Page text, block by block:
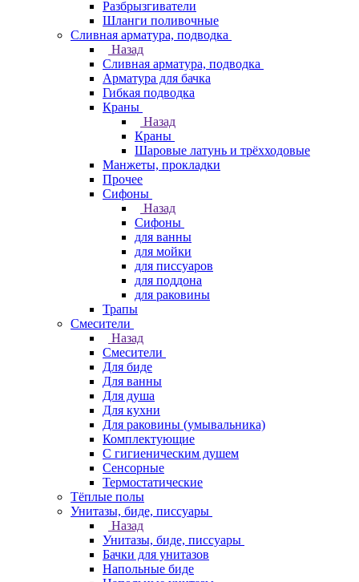
Разбрызгиватели
Шланги поливочные
Сливная арматура, подводка
Назад
Сливная арматура, подводка
Арматура для бачка
Гибкая подводка
Краны
Назад
Краны
Шаровые латунь и трёхходовые
Манжеты, прокладки
Прочее
Сифоны
Назад
Сифоны
для ванны
для мойки
для писсуаров
для поддона
для раковины
Трапы
Смесители
Назад
Смесители
Для биде
Для ванны
Для душа
Для кухни
Для раковины (умывальника)
Комплектующие
С гигиеническим душем
Сенсорные
Термостатические
Тёплые полы
Унитазы, биде, писсуары
Назад
Унитазы, биде, писсуары
Бачки для унитазов
Напольные биде